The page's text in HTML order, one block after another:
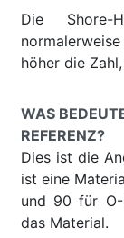
Die Shore-
höher die
WAS
REFERENZ?
Dies ist die
ist eine
und 90 für
das Material.